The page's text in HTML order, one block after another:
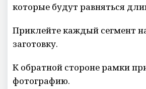
которые будут равняться
Приклейте каждый сегмент
заготовку.
К обратной стороне рамки
фотографию.